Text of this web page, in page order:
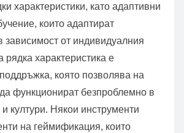
характеристики, като адаптивни
които адаптират
зависимост от индивидуалния
рядка характеристика е
която позволява на
функционират безпроблемно в
култури. Някои инструменти
на геймификация, които